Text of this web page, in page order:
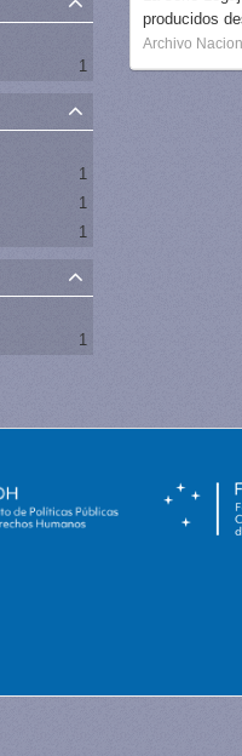
1
1
1
1
1
producidos
Archivo